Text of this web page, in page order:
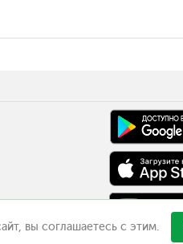
вы соглашаетесь с этим.